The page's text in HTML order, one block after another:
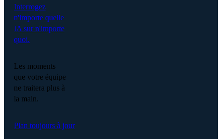
Interrogez
n'importe quelle
IA sur n'importe
quoi.
Les moments
que votre équipe
ne traitera plus à
la main.
Plan toujours à jour